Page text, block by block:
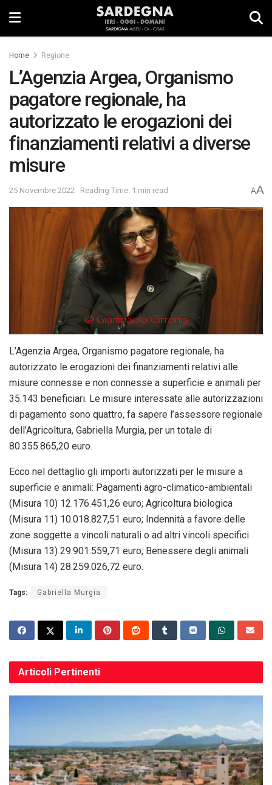
Home Regione
L’Agenzia Argea, Organismo
pagatore regionale, ha
autorizzato le erogazioni dei
finanziamenti relativi a diverse
misure
25 Novembre 2022 Reading Time: 1 min read AA
L’Agenzia Argea, Organismo pagatore regionale, ha
autorizzato le erogazioni dei finanziamenti relativi alle
misure connesse e non connesse a superficie e animali per
35.143 beneficiari. Le misure interessate alle autorizzazioni
di pagamento sono quattro, fa sapere l’assessore regionale
dell’Agricoltura, Gabriella Murgia, per un totale di
80.355.865,20 euro.
Ecco nel dettaglio gli importi autorizzati per le misure a
superficie e animali: Pagamenti agro-climatico-ambientali
(Misura 10) 12.176.451,26 euro; Agricoltura biologica
(Misura 11) 10.018.827,51 euro; Indennità a favore delle
zone soggette a vincoli naturali o ad altri vincoli specifici
(Misura 13) 29.901.559,71 euro; Benessere degli animali
(Misura 14) 28.259.026,72 euro.
Tags: Gabriella Murgia
Articoli Pertinenti